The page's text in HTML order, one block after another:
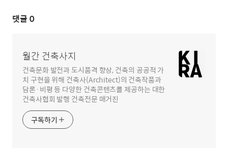
댓글 0
월간 건축사지
건축문화 발전과 도시품격 향상, 건축의 공공적 가
치 구현을 위해 건축사(Architect)의 건축작품과
담론·비평 등 다양한 건축콘텐츠를 제공하는 대한
건축사협회 발행 건축전문 매거진
구독하기